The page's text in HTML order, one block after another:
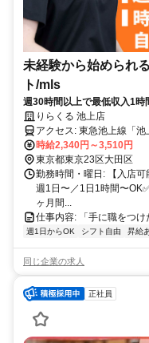
未経験から始められ
ト/mls
週30時間以上で最低収入1
トレで一生モノの技術を習
都大田区池上】
りらくる 池上店
アクセス: 東急池上
時給2,340円～3,510円
東京都東京23区大田区
勤務時間・曜日: 【入店
週1日〜／1日1時間〜
ヶ月間...
仕事内容: 「手に職をつけ
週1日からOK シフト自由 昇給
同じ企業の求人
正社員